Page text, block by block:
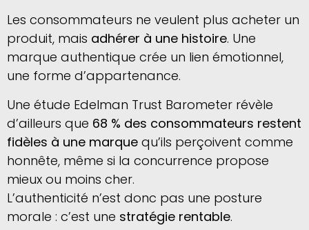
Les consommateurs ne veulent plus acheter un
produit, mais adhérer à une histoire. Une
marque authentique crée un lien émotionnel,
une forme d’appartenance.
Une étude Edelman Trust Barometer révèle
d’ailleurs que 68 % des consommateurs restent
fidèles à une marque qu’ils perçoivent comme
honnête, même si la concurrence propose
mieux ou moins cher.
L’authenticité n’est donc pas une posture
morale : c’est une stratégie rentable.